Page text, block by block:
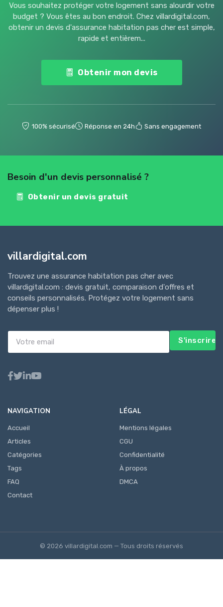
Vous souhaitez protéger votre logement sans alourdir votre
budget ? Vous êtes au bon endroit. Chez villardigital.com,
obtenir un devis d'assurance habitation pas cher est simple,
rapide et entièrem...
Obtenir mon devis
100% sécurisé Réponse en 24h Sans engagement
Besoin d'un devis personnalisé ?
Obtenir un devis gratuit
villardigital.com
Trouvez une assurance habitation pas cher avec
villardigital.com : devis gratuit, comparaison d'offres et
conseils personnalisés. Protégez votre logement sans
dépenser plus !
S'inscrire
NAVIGATION
Accueil
Articles
Catégories
Tags
FAQ
Contact
LÉGAL
Mentions légales
CGU
Confidentialité
À propos
DMCA
© 2026 villardigital.com — Tous droits réservés